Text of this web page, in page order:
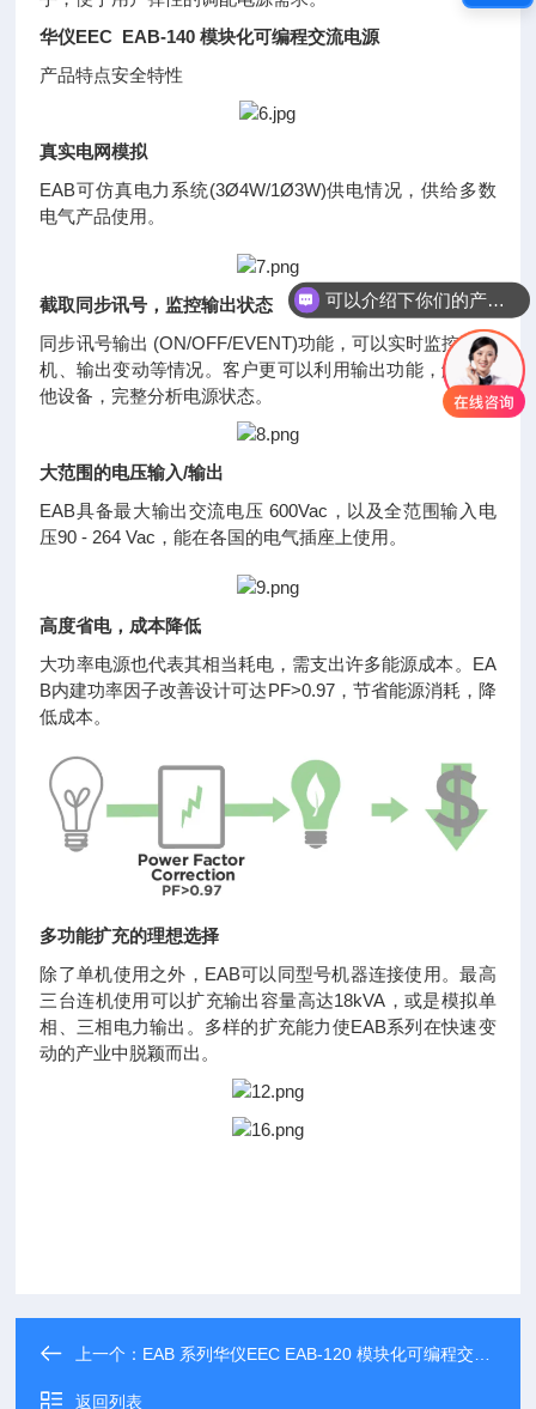
华仪EEC EAB-140 模块化可编程交流电源
产品特点安全特性
真实电网模拟
EAB可仿真电力系统(3Ø4W/1Ø3W)供电情况，供给多数
电气产品使用。
截取同步讯号，监控输出状态
同步讯号输出 (ON/OFF/EVENT)功能，可以实时监控开关
机、输出变动等情况。客户更可以利用输出功能，触发其
他设备，完整分析电源状态。
大范围的电压输入/输出
EAB具备最大输出交流电压 600Vac，以及全范围输入电
压90 - 264 Vac，能在各国的电气插座上使用。
高度省电，成本降低
大功率电源也代表其相当耗电，需支出许多能源成本。EA
B内建功率因子改善设计可达PF>0.97，节省能源消耗，降
低成本。
多功能扩充的理想选择
除了单机使用之外，EAB可以同型号机器连接使用。最高
三台连机使用可以扩充输出容量高达18kVA，或是模拟单
相、三相电力输出。多样的扩充能力使EAB系列在快速变
动的产业中脱颖而出。
上一个： EAB 系列华仪EEC EAB-120 模块化可编程交流电源
返回列表
可以介绍下你们的产品么